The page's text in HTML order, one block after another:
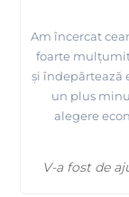
Am încercat
foarte
și îndepărtează
un plus
alegere
V-a fost de